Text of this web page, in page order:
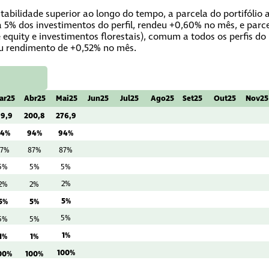
superior ao longo do tempo, a parcela do portifólio
dos investimentos do perfil, rendeu +0,60% no mês, e
e investimentos florestais), comum a todos os perfis do
de +0,52% no mês.
Abr25
200,8
94%
87%
5%
2%
5%
5%
1%
100%
Mai25
276,9
94%
87%
5%
2%
5%
5%
1%
100%
Jun25 Jul25 Ago25 Set25 Out25 Nov25